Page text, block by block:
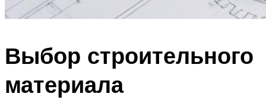
Выбор строительного
материала